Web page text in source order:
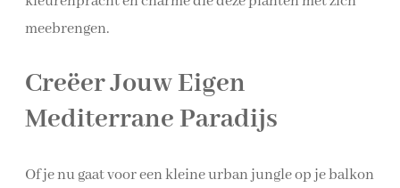
meebrengen.
Creëer Jouw Eigen
Mediterrane Paradijs
Of je nu gaat voor een kleine urban jungle op je balkon